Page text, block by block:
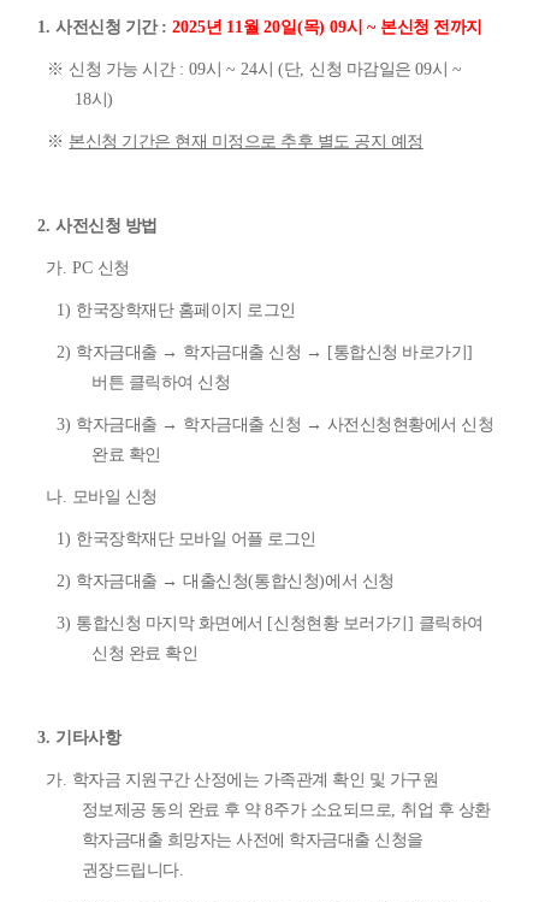
1.사전신청 기간 :2025년 11월20일(목) 09시~ 본신청 전까지
※ 신청 가능 시간 : 09시 ~ 24시 (단, 신청 마감일은09시~
18시)
※ 본신청 기간은 현재 미정으로 추후 별도 공지 예정
2.사전신청 방법
가. PC 신청
1) 한국장학재단 홈페이지 로그인
2) 학자금대출 → 학자금대출 신청 → [통합신청 바로가기]
버튼 클릭하여 신청
3) 학자금대출 → 학자금대출 신청 → 사전신청현황에서 신청
완료 확인
나. 모바일 신청
1) 한국장학재단 모바일 어플 로그인
2) 학자금대출 →대출신청(통합신청)에서 신청
3) 통합신청 마지막 화면에서 [신청현황 보러가기 ] 클릭하여
신청 완료 확인
3. 기타사항
가. 학자금 지원구간 산정에는 가족관계 확인 및 가구원
정보제공 동의 완료 후 약8주가 소요되므로, 취업 후 상환
학자금대출 희망자는 사전에 학자금대출 신청을
권장드립니다.